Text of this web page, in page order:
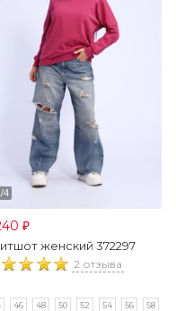
₽
женский 372297
2 отзыва
46 48 50 52 54 56 58